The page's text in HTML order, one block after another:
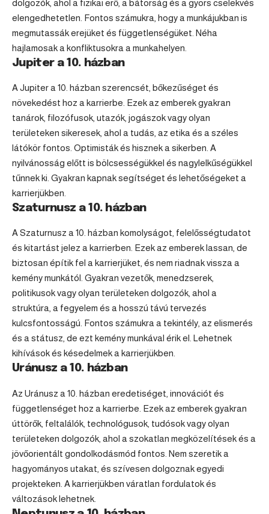
dolgozók, ahol a fizikai erő, a bátorság és a gyors cselekvés
elengedhetetlen. Fontos számukra, hogy a munkájukban is
megmutassák erejüket és függetlenségüket. Néha
hajlamosak a konfliktusokra a munkahelyen.
Jupiter a 10. házban
A Jupiter a 10. házban szerencsét, bőkezűséget és
növekedést hoz a karrierbe. Ezek az emberek gyakran
tanárok, filozófusok, utazók, jogászok vagy olyan
területeken sikeresek, ahol a tudás, az etika és a széles
látókör fontos. Optimisták és hisznek a sikerben. A
nyilvánosság előtt is bölcsességükkel és nagylelkűségükkel
tűnnek ki. Gyakran kapnak segítséget és lehetőségeket a
karrierjükben.
Szaturnusz a 10. házban
A Szaturnusz a 10. házban komolyságot, felelősségtudatot
és kitartást jelez a karrierben. Ezek az emberek lassan, de
biztosan építik fel a karrierjüket, és nem riadnak vissza a
kemény munkától. Gyakran vezetők, menedzserek,
politikusok vagy olyan területeken dolgozók, ahol a
struktúra, a fegyelem és a hosszú távú tervezés
kulcsfontosságú. Fontos számukra a tekintély, az elismerés
és a státusz, de ezt kemény munkával érik el. Lehetnek
kihívások és késedelmek a karrierjükben.
Uránusz a 10. házban
Az Uránusz a 10. házban eredetiséget, innovációt és
függetlenséget hoz a karrierbe. Ezek az emberek gyakran
úttörők, feltalálók, technológusok, tudósok vagy olyan
területeken dolgozók, ahol a szokatlan megközelítések és a
jövőorientált gondolkodásmód fontos. Nem szeretik a
hagyományos utakat, és szívesen dolgoznak egyedi
projekteken. A karrierjükben váratlan fordulatok és
változások lehetnek.